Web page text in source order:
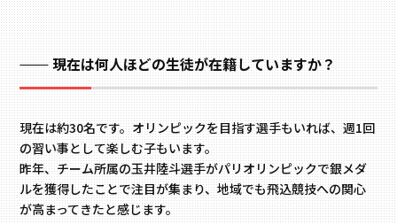
現在は何人ほどの生徒が在籍していますか？
現在は約30名です。オリンピックを目指す選手もいれば、週1回
の習い事として楽しむ子もいます。
昨年、チーム所属の玉井陸斗選手がパリオリンピックで銀メダ
ルを獲得したことで注目が集まり、地域でも飛込競技への関心
が高まってきたと感じます。